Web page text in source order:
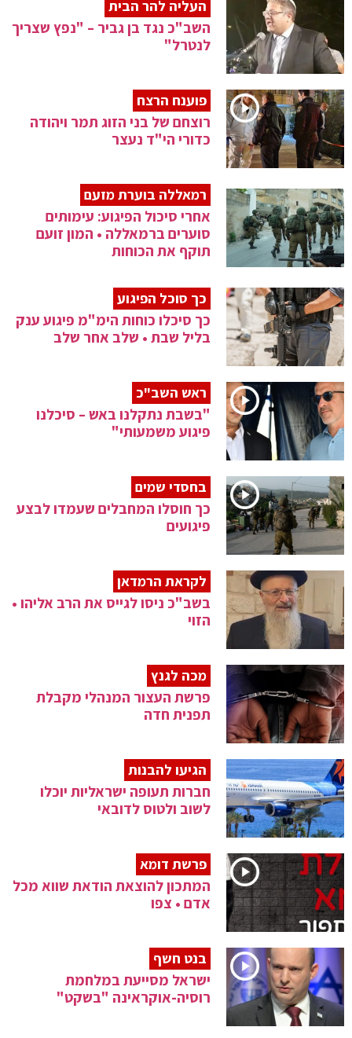
העליה להר הבית
השב"כ נגד בן גביר – "נפץ שצריך
לנטרל"
פוענח הרצח
רוצחם של בני הזוג תמר ויהודה
כדורי הי"ד נעצר
רמאללה בוערת מזעם
אחרי סיכול הפיגוע: עימותים
סוערים ברמאללה • המון זועם
תוקף את הכוחות
כך סוכל הפיגוע
כך סיכלו כוחות הימ"מ פיגוע ענק
בליל שבת • שלב אחר שלב
ראש השב"כ
"בשבת נתקלנו באש – סיכלנו
פיגוע משמעותי"
בחסדי שמים
כך חוסלו המחבלים שעמדו לבצע
פיגועים
לקראת הרמדאן
בשב"כ ניסו לגייס את הרב אליהו •
הזוי
מכה לגנץ
פרשת העצור המנהלי מקבלת
תפנית חדה
הגיעו להבנות
חברות תעופה ישראליות יוכלו
לשוב ולטוס לדובאי
פרשת דומא
המתכון להוצאת הודאת שווא מכל
אדם • צפו
בנט חשף
ישראל מסייעת במלחמת
רוסיה-אוקראינה "בשקט"